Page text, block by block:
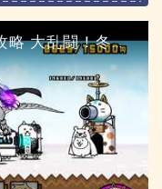
冬の祭典 序位 極ムズ 無課金攻略 大乱闘！冬イベスペシャル